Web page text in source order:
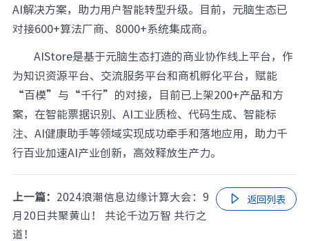
AI解决方案，助力用户智能转型升级。目前，元脑生态已
对接600+算法厂商、8000+系统集成商。
AIStore是基于元脑生态打造的商业协作线上平台，作
为知识资源平台、交流服务平台和商机孵化平台，赋能
“百模”与“千行”的对接，目前已上架200+产品和方
案，在智能票据识别、AI工业质检、代码生成、智能标
注、AI健康助手等领域实现成功牵手和落地应用，助力千
行百业加速AI产业创新，高效释放生产力。
上一篇： 2024浪潮信息边缘计算大会：9
月20日共聚黄山！ 共论千边万智 共行之
道！
 返回列表